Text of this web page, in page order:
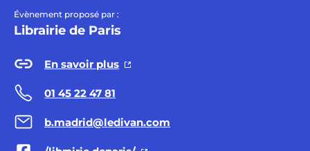
Évènement proposé par :
Librairie de Paris
En savoir plus
01 45 22 47 81
b.madrid@ledivan.com